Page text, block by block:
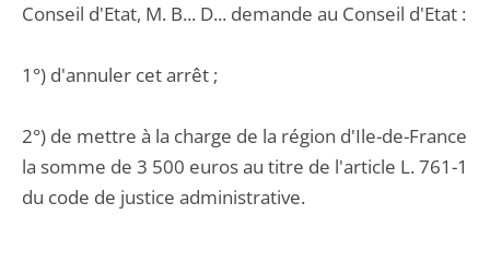
Conseil d'Etat, M. B... D... demande au Conseil d'Etat :
1°) d'annuler cet arrêt ;
2°) de mettre à la charge de la région d'Ile-de-France
la somme de 3 500 euros au titre de l'article L. 761-1
du code de justice administrative.